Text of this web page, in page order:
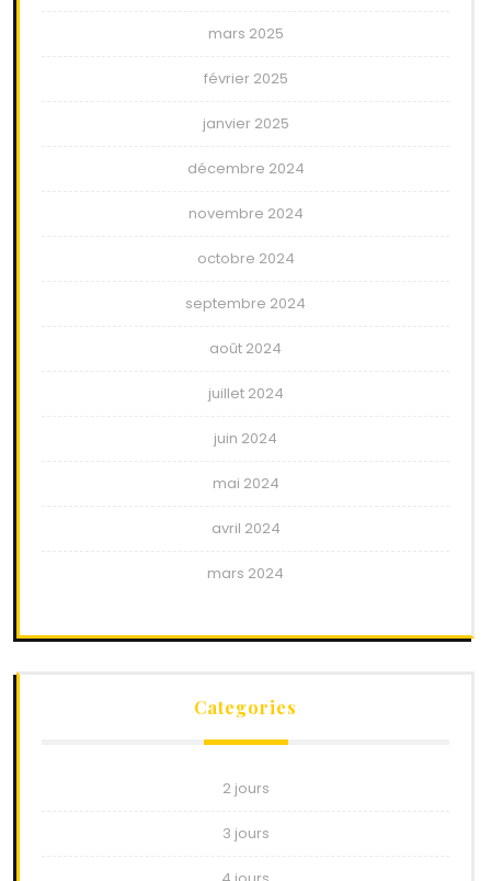
mars 2025
février 2025
janvier 2025
décembre 2024
novembre 2024
octobre 2024
septembre 2024
août 2024
juillet 2024
juin 2024
mai 2024
avril 2024
mars 2024
Categories
2 jours
3 jours